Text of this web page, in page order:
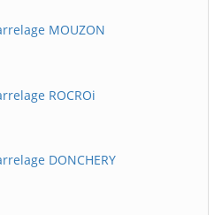
MOUZON
ROCROi
DONCHERY